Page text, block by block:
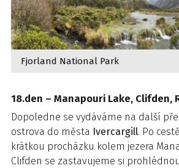
Fjorland National Park
18.den – Manapouri Lake, Clifden,
Dopoledne se vydáváme na další
ostrova do města Ivercargill. Po
krátkou procházku kolem jezera
Clifden se zastavujeme si